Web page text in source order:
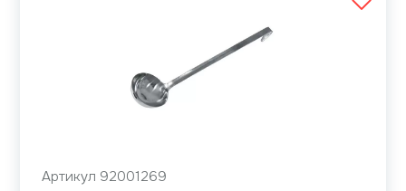
Артикул 92001269